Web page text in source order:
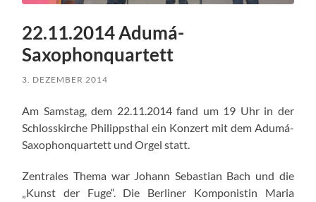
22.11.2014 Adumá-
Saxophonquartett
3. DEZEMBER 2014
Am Samstag, dem 22.11.2014 fand um 19 Uhr in der
Schlosskirche Philippsthal ein Konzert mit dem Adumá-
Saxophonquartett und Orgel statt.
Zentrales Thema war Johann Sebastian Bach und die
„Kunst der Fuge“. Die Berliner Komponistin Maria